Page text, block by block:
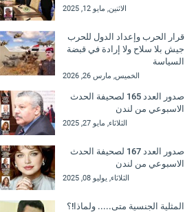
الاثنين, مايو 12, 2025
قرار الحرب وإعداد الدول للحرب
جيش بلا سلاح ولا إرادة في قبضة
السياسة
الخميس, مارس 26, 2026
صدور العدد 165 لصحيفة الحدث
الاسبوعي من لندن
الثلاثاء, مايو 27, 2025
صدور العدد 167 لصحيفة الحدث
الاسبوعي من لندن
الثلاثاء, يوليو 08, 2025
المثلية الجنسية متى..... ولماذا!؟